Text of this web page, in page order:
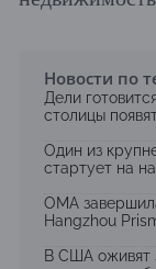
Новости по
Дели
столицы
Один из
стартует на
OMA
Hangzhou
В США оживят